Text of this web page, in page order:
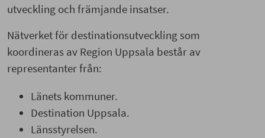
utveckling och främjande insatser.
Nätverket för destinationsutveckling som
koordineras av Region Uppsala består av
representanter från:
Länets kommuner.
Destination Uppsala.
Länsstyrelsen.